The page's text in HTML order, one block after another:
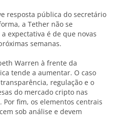
resposta pública do secretário
a Tether não se
expectativa é de que novas
semanas.
Warren à frente da
tende a aumentar. O caso
regulação e o
do mercado cripto nas
Por fim, os elementos centrais
sob análise e devem